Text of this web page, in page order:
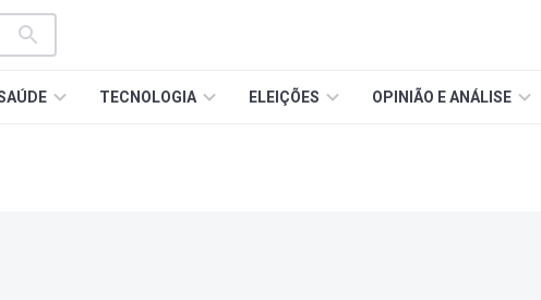
TECNOLOGIA ELEIÇÕES OPINIÃO E ANÁLISE